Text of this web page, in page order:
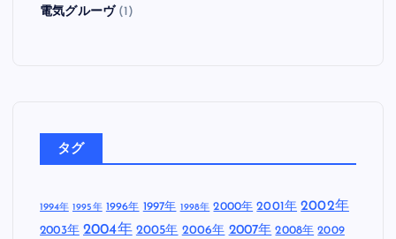
電気グルーヴ(1)
タグ
1994年 1995年 1996年 1997年 1998年 2000年 2001年 2002年
2003年 2004年 2005年 2006年 2007年 2008年 2009